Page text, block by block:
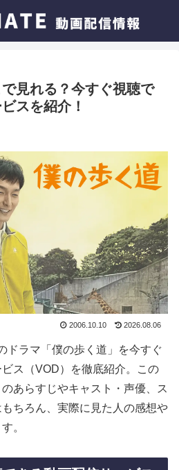
見れる？今すぐ視聴で
スを紹介！
2006.10.10 2026.08.06
ドラマ「僕の歩く道」を今すぐ
ス（VOD）を徹底紹介。この
あらすじやキャスト・声優、ス
ちろん、実際に見た人の感想や
。